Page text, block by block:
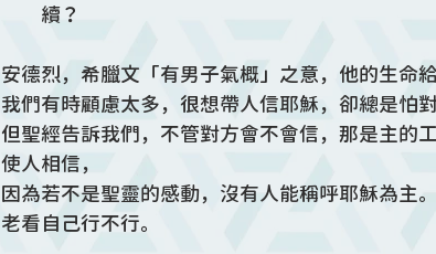
續？
安德烈，希臘文「有男子氣概」之意，他的生命
我們有時顧慮太多，很想帶人信耶穌，卻總是怕對
但聖經告訴我們，不管對方會不會信，那是主的
使人相信，
因為若不是聖靈的感動，沒有人能稱呼耶穌為主
老看自己行不行。